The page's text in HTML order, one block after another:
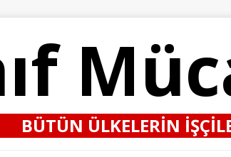
BÜTÜN ÜLKELERIN